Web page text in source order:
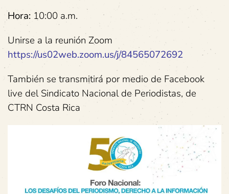
Hora: 10:00 a.m.
Unirse a la reunión Zoom
https://us02web.zoom.us/j/84565072692
También se transmitirá por medio de Facebook
live del Sindicato Nacional de Periodistas, de
CTRN Costa Rica